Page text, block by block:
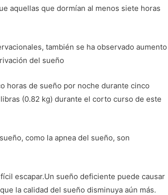
aquellas que dormían al menos siete horas
también se ha observado aumento
del sueño
horas de sueño por noche durante cinco
(0.82 kg) durante el corto curso de este
como la apnea del sueño, son
escapar.Un sueño deficiente puede causar
la calidad del sueño disminuya aún más.